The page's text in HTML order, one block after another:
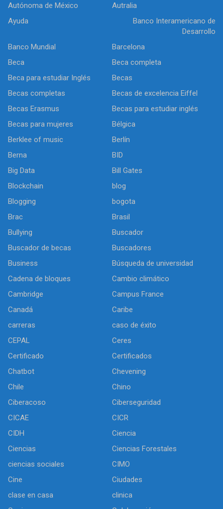
Autónoma de México
Autralia
Ayuda
Banco Interamericano de
Desarrollo
Banco Mundial
Barcelona
Beca
Beca completa
Beca para estudiar Inglés
Becas
Becas completas
Becas de excelencia Eiffel
Becas Erasmus
Becas para estudiar inglés
Becas para mujeres
Bélgica
Berklee of music
Berlín
Berna
BID
Big Data
Bill Gates
Blockchain
blog
Blogging
bogota
Brac
Brasil
Bullying
Buscador
Buscador de becas
Buscadores
Business
Búsqueda de universidad
Cadena de bloques
Cambio climático
Cambridge
Campus France
Canadá
Caribe
carreras
caso de éxito
CEPAL
Ceres
Certificado
Certificados
Chatbot
Chevening
Chile
Chino
Ciberacoso
Ciberseguridad
CICAE
CICR
CIDH
Ciencia
Ciencias
Ciencias Forestales
ciencias sociales
CIMO
Cine
Ciudades
clase en casa
clinica